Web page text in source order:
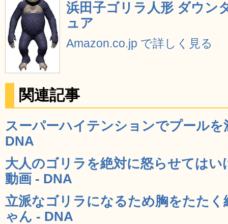
浜田子ゴリラ人形 ダウン
ュア
Amazon.co.jp で詳しく見る
関連記事
スーパーハイテンションでプール
DNA
大人のゴリラを絶対に怒らせては
動画 - DNA
立派なゴリラになるため胸をたた
ゃん - DNA